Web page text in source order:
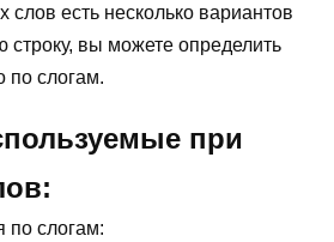
слов есть несколько вариантов
строку, вы можете определить
по слогам.
при
по слогам: